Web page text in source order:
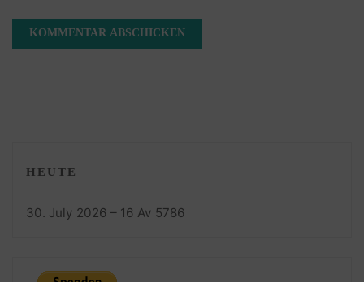
HEUTE
30. July 2026 – 16 Av 5786